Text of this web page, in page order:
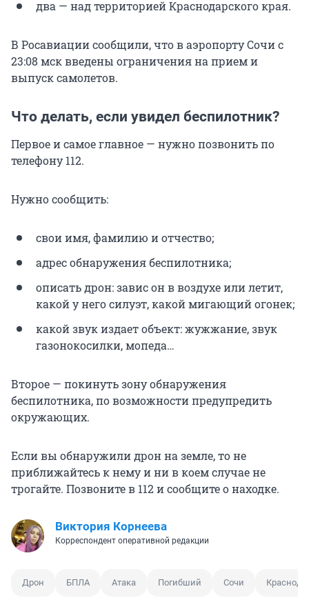
два — над территорией Краснодарского края.
В Росавиации сообщили, что в аэропорту Сочи с
23:08 мск введены ограничения на прием и
выпуск самолетов.
Что делать, если увидел беспилотник?
Первое и самое главное — нужно позвонить по
телефону 112.
Нужно сообщить:
свои имя, фамилию и отчество;
адрес обнаружения беспилотника;
описать дрон: завис он в воздухе или летит,
какой у него силуэт, какой мигающий огонек;
какой звук издает объект: жужжание, звук
газонокосилки, мопеда…
Второе — покинуть зону обнаружения
беспилотника, по возможности предупредить
окружающих.
Если вы обнаружили дрон на земле, то не
приближайтесь к нему и ни в коем случае не
трогайте. Позвоните в 112 и сообщите о находке.
Виктория Корнеева
Корреспондент оперативной редакции
Дрон БПЛА Атака Погибший Сочи